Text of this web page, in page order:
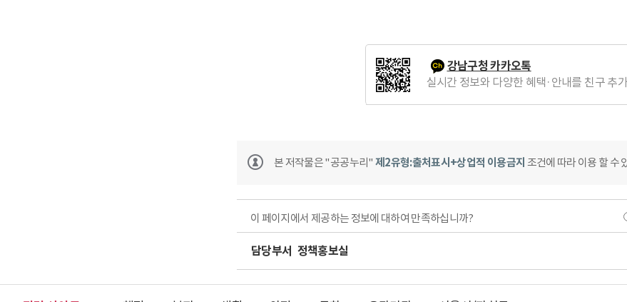
강남구청 카카오톡
실시간 정보와 다양한 혜택·안내를 친구 추
본 저작물은 "공공누리" 제2유형:출처표시+상업적 이용금지 조건에 따라 이용 할 수
이 페이지에서 제공하는 정보에 대하여 만족하십니까?
담당부서 정책홍보실